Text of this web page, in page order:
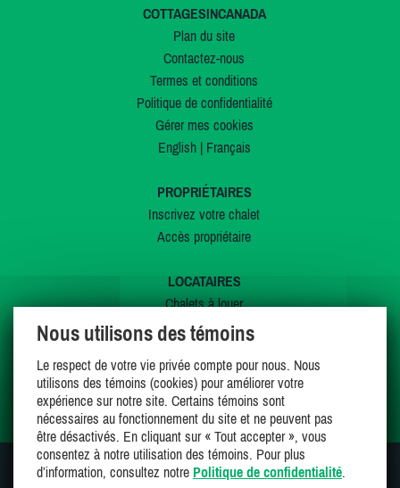
COTTAGESINCANADA
Plan du site
Contactez-nous
Termes et conditions
Politique de confidentialité
Gérer mes cookies
English| Français
PROPRIÉTAIRES
Inscrivez votre chalet
Accès propriétaire
LOCATAIRES
Chalets à louer
Chalets à vendre
Offres spéciales
Mes favoris
SUIVEZ-NOUS SUR
Nous utilisons des témoins
Le respect de votre vie privée compte pour nous. Nous
utilisons des témoins (cookies) pour améliorer votre
expérience sur notre site. Certains témoins sont
nécessaires au fonctionnement du site et ne peuvent pas
être désactivés. En cliquant sur « Tout accepter », vous
consentez à notre utilisation des témoins. Pour plus
d’information, consultez notre Politique de confidentialité.